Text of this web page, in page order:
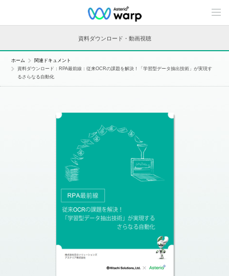
C
n
n
n
資料ダウンロード・動画視聴
ホーム
関連ドキュメント
資料ダウンロード：RPA最前線：従来OCRの課題を解決！「学習型データ抽出技術」が実現す
るさらなる自動化